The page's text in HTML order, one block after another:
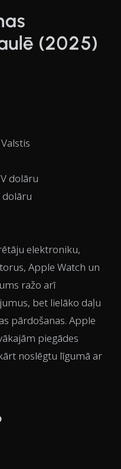
(2025)
dolāru
dolāru
elektroniku,
Apple Watch un
ražo arī
bet lielāko daļu
pārdošanas. Apple
piegādes
noslēgtu līgumā ar